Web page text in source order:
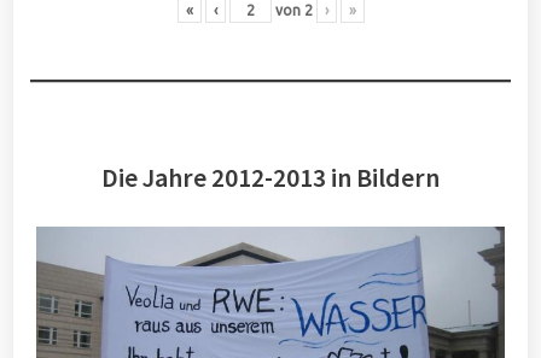
« ‹ von 2 › »
Die Jahre 2012-2013 in Bildern